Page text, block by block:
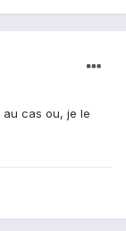
cas ou, je le